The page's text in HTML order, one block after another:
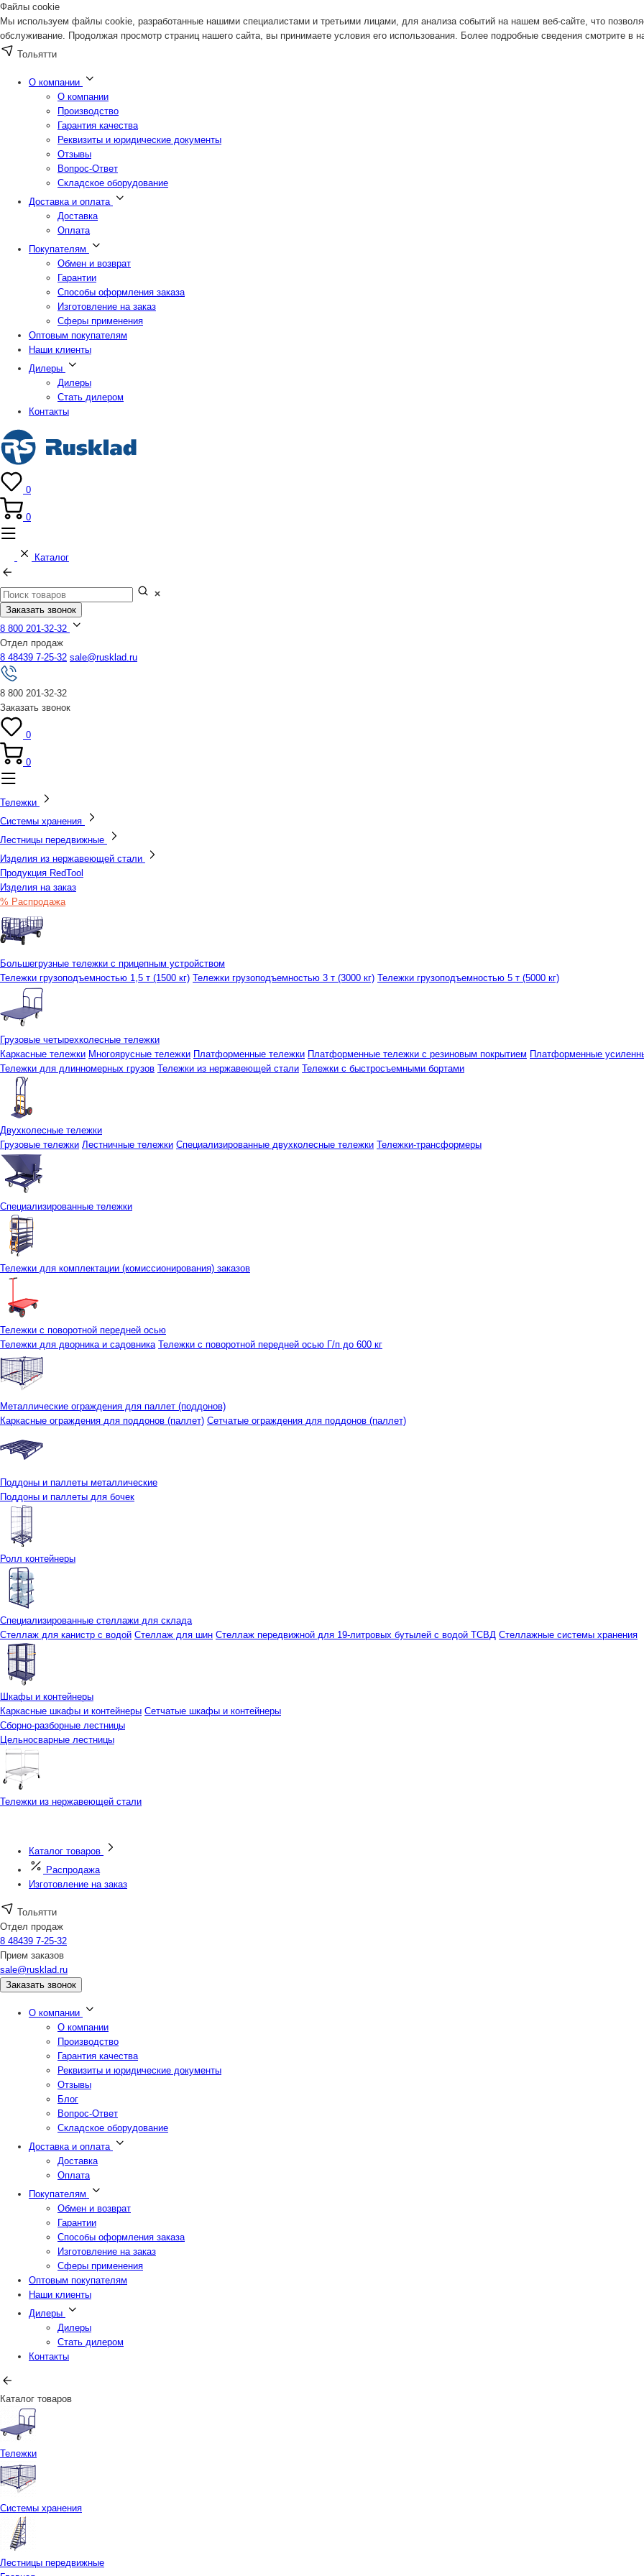
Файлы cookie
Мы используем файлы cookie, разработанные нашими специалистами и третьими лицами, для анализа событий на нашем веб-сайте, что
обслуживание. Продолжая просмотр страниц нашего сайта, вы принимаете условия его использования. Более подробные сведения смотрите в
Тольятти
О компании
О компании
Производство
Гарантия качества
Реквизиты и юридические документы
Отзывы
Вопрос-Ответ
Складское оборудование
Доставка и оплата
Доставка
Оплата
Покупателям
Обмен и возврат
Гарантии
Способы оформления заказа
Изготовление на заказ
Сферы применения
Оптовым покупателям
Наши клиенты
Дилеры
Дилеры
Стать дилером
Контакты
0
0
Каталог
Заказать звонок
8 800 201-32-32
Отдел продаж
8 48439 7-25-32 sale@rusklad.ru
8 800 201-32-32
Заказать звонок
0
0
Тележки
Системы хранения
Лестницы передвижные
Изделия из нержавеющей стали
Продукция RedTool
Изделия на заказ
% Распродажа
Большегрузные тележки с прицепным устройством
Тележки грузоподъемностью 1,5 т (1500 кг) Тележки грузоподъемностью 3 т (3000 кг) Тележки грузоподъемностью 5 т (5000 кг)
Грузовые четырехколесные тележки
Каркасные тележки Многоярусные тележки Платформенные тележки Платформенные тележки с резиновым покрытием Платформенные
Тележки для длинномерных грузов Тележки из нержавеющей стали Тележки с быстросъемными бортами
Двухколесные тележки
Грузовые тележки Лестничные тележки Специализированные двухколесные тележки Тележки-трансформеры
Специализированные тележки
Тележки для комплектации (комиссионирования) заказов
Тележки с поворотной передней осью
Тележки для дворника и садовника Тележки с поворотной передней осью Г/п до 600 кг
Металлические ограждения для паллет (поддонов)
Каркасные ограждения для поддонов (паллет) Сетчатые ограждения для поддонов (паллет)
Поддоны и паллеты металлические
Поддоны и паллеты для бочек
Ролл контейнеры
Специализированные стеллажи для склада
Стеллаж для канистр с водой Стеллаж для шин Стеллаж передвижной для 19-литровых бутылей с водой ТСВД Стеллажные системы хранения
Шкафы и контейнеры
Каркасные шкафы и контейнеры Сетчатые шкафы и контейнеры
Сборно-разборные лестницы
Цельносварные лестницы
Тележки из нержавеющей стали
Каталог товаров
Распродажа
Изготовление на заказ
Тольятти
Отдел продаж
8 48439 7-25-32
Прием заказов
sale@rusklad.ru
Заказать звонок
О компании
О компании
Производство
Гарантия качества
Реквизиты и юридические документы
Отзывы
Блог
Вопрос-Ответ
Складское оборудование
Доставка и оплата
Доставка
Оплата
Покупателям
Обмен и возврат
Гарантии
Способы оформления заказа
Изготовление на заказ
Сферы применения
Оптовым покупателям
Наши клиенты
Дилеры
Дилеры
Стать дилером
Контакты
Каталог товаров
Тележки
Системы хранения
Лестницы передвижные